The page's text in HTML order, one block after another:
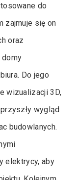
do
zajmuje się on
oraz
domy
Do jego
wizualizacji 3D,
wygląd
budowlanych.
elektrycy, aby